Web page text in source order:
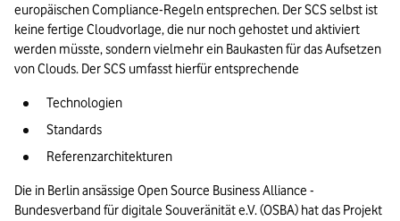
europäischen Compliance-Regeln entsprechen. Der SCS selbst ist
keine fertige Cloudvorlage, die nur noch gehostet und aktiviert
werden müsste, sondern vielmehr ein Baukasten für das Aufsetzen
von Clouds. Der SCS umfasst hierfür entsprechende
Technologien
Standards
Referenzarchitekturen
Die in Berlin ansässige Open Source Business Alliance -
Bundesverband für digitale Souveränität e.V. (OSBA) hat das Projekt